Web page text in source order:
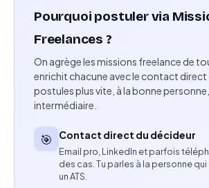
Compétences attendues
Expérience en relation client,
administratif.
Sens de l'organisation et capacité
missions simultanément.
Pourquoi postuler via
Freelances ?
On agrège les missions freelance de
enrichit chacune avec le contact direct
postules plus vite, à la bonne
intermédiaire.
🎯 Contact direct du décideur
Email pro, LinkedIn et parfois
des cas. Tu parles à la personne
un ATS.